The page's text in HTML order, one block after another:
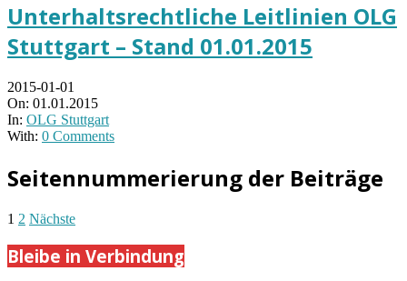
Unterhaltsrechtliche Leitlinien OLG
Stuttgart – Stand 01.01.2015
2015-01-01
On: 01.01.2015
In: OLG Stuttgart
With: 0 Comments
Seitennummerierung der Beiträge
1 2 Nächste
Bleibe in Verbindung